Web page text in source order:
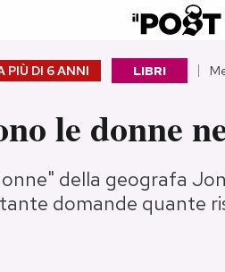
PIÙ DI 6 ANNI LIBRI
le donne
della geografa
domande quante